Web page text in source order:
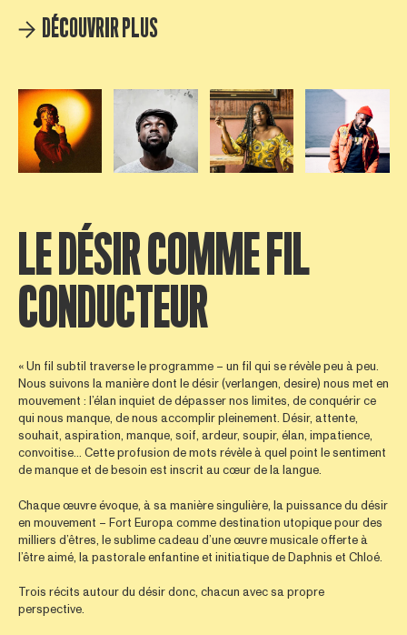
DÉCOUVRIR PLUS
Open afbeelding in popupOpen afbeelding in popupOpen afbeelding in popup
Open
LE DÉSIR COMME FIL
CONDUCTEUR
« Un fil subtil traverse le programme – un fil qui se révèle peu à peu.
Nous suivons la manière dont le désir (verlangen, desire) nous met en
mouvement : l’élan inquiet de dépasser nos limites, de conquérir ce
qui nous manque, de nous accomplir pleinement. Désir, attente,
souhait, aspiration, manque, soif, ardeur, soupir, élan, impatience,
convoitise... Cette profusion de mots révèle à quel point le sentiment
de manque et de besoin est inscrit au cœur de la langue.
Chaque œuvre évoque, à sa manière singulière, la puissance du désir
en mouvement – Fort Europa comme destination utopique pour des
milliers d’êtres, le sublime cadeau d’une œuvre musicale offerte à
l’être aimé, la pastorale enfantine et initiatique de Daphnis et Chloé.
Trois récits autour du désir donc, chacun avec sa propre
perspective.